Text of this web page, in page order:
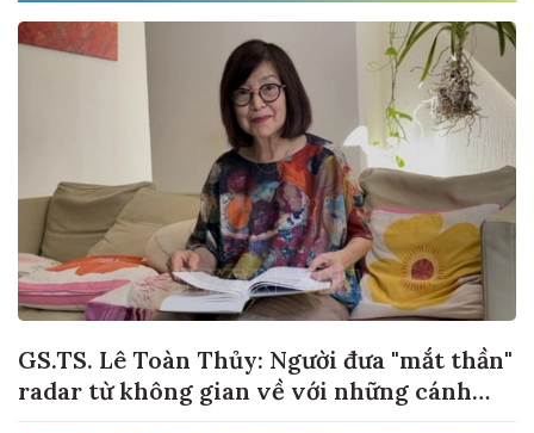
GS.TS. Lê Toàn Thủy: Người đưa "mắt thần"
radar từ không gian về với những cánh